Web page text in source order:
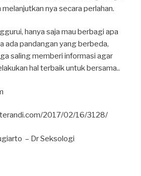
nya secara perlahan.
hanya saja mau berbagi apa
ada pandangan yang berbeda,
saling memberi informasi agar
hal terbaik untuk bersama..
2017/02/16/3128/
– Dr Seksologi